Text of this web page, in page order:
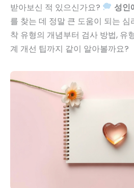
받아보신 적 있으신가요?
성인
를 찾는 데 정말 큰 도움이 되는 심
착 유형의 개념부터 검사 방법, 유
계 개선 팁까지 같이 알아볼까요?